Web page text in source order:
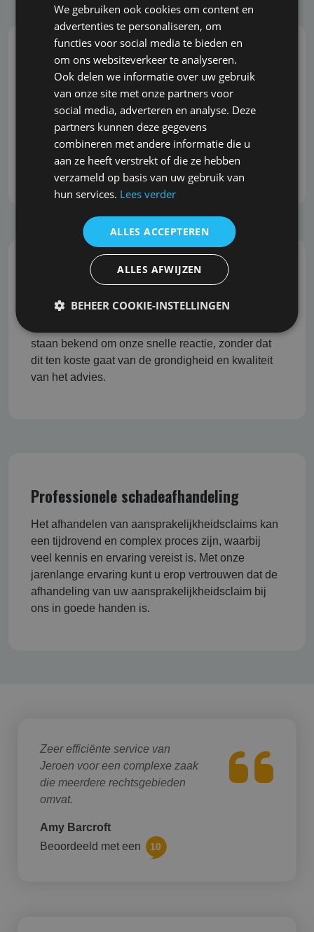
Onafhankelijk en marktbreed advies
Bavspecialist.nl biedt onafhankelijk advies,
waarbij we geen belang hebben bij de uitkomst
van het advies. Daardoor bent u verzekerd van
objectieve en eerlijke begeleiding bij het nemen
van belangrijke beslissingen.
Snel, correct en grondig
U wilt snel kunnen inspelen op veranderingen en
staan bekend om onze snelle reactie, zonder dat
dit ten koste gaat van de grondigheid en kwaliteit
van het advies.
Professionele schadeafhandeling
Het afhandelen van aansprakelijkheidsclaims kan
een tijdrovend en complex proces zijn, waarbij
veel kennis en ervaring vereist is. Met onze
jarenlange ervaring kunt u erop vertrouwen dat de
afhandeling van uw aansprakelijkheidsclaim bij
ons in goede handen is.
Zeer efficiënte service van
Jeroen voor een complexe zaak
die meerdere rechtsgebieden
omvat.
Amy Barcroft
Beoordeeld met een
10
We gebruiken ook cookies om content en
advertenties te personaliseren, om
functies voor social media te bieden en
om ons websiteverkeer te analyseren.
Ook delen we informatie over uw gebruik
van onze site met onze partners voor
social media, adverteren en analyse. Deze
partners kunnen deze gegevens
combineren met andere informatie die u
aan ze heeft verstrekt of die ze hebben
verzameld op basis van uw gebruik van
hun services. Lees verder
ALLES ACCEPTEREN
ALLES AFWIJZEN
BEHEER COOKIE-INSTELLINGEN